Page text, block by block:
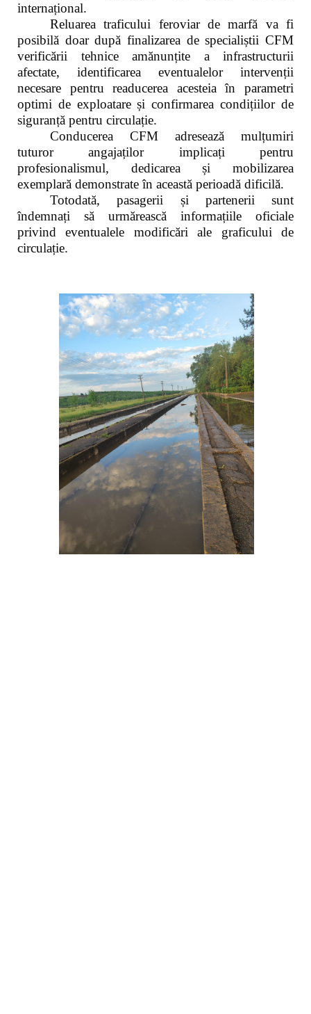
internațional.
Reluarea traficului feroviar de marfă va fi
posibilă doar după finalizarea de specialiștii CFM
verificării tehnice amănunțite a infrastructurii
afectate, identificarea eventualelor intervenții
necesare pentru readucerea acesteia în parametri
optimi de exploatare și confirmarea condițiilor de
siguranță pentru circulație.
Conducerea CFM adresează mulțumiri
tuturor angajaților implicați pentru
profesionalismul, dedicarea și mobilizarea
exemplară demonstrate în această perioadă dificilă.
Totodată, pasagerii și partenerii sunt
îndemnați să urmărească informațiile oficiale
privind eventualele modificări ale graficului de
circulație.